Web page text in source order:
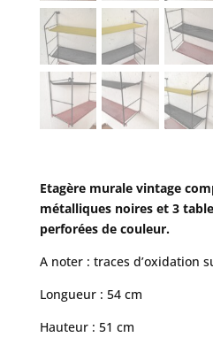
Etagère murale vintage
métalliques noires et 3
perforées de couleur.
A noter : traces d’oxidation
Longueur : 54 cm
Hauteur : 51 cm